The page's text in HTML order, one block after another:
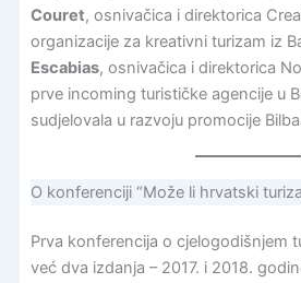
Couret, osnivačica i direktorica
organizacije za kreativni turizam iz
Escabias, osnivačica i direktorica
prve incoming turističke agencije u
sudjelovala u razvoju promocije
O konferenciji “Može li hrvatski
Prva konferencija o cjelogodišnjem
već dva izdanja – 2017. i 2018.